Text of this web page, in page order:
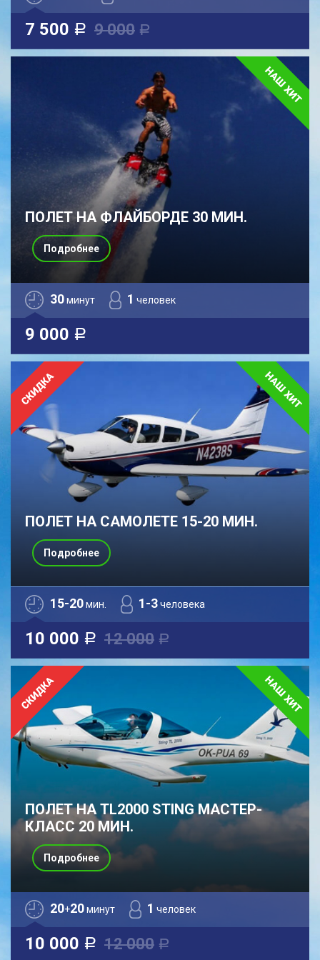
7 500 a 9 000 a
ПОЛЕТ НА ФЛАЙБОРДЕ 30 МИН.
30минут 1 человек
9 000 a
Подробнее
ПОЛЕТ НА САМОЛЕТЕ 15-20 МИН.
15-20мин. 1-3человека
10 000 a 12 000 a
Подробнее
ПОЛЕТ НА TL2000 STING МАСТЕР-
КЛАСС 20 МИН.
20+20минут 1 человек
10 000 a 12 000 a
Подробнее